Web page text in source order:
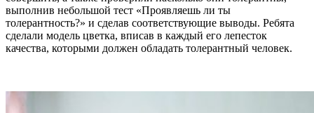
выполнив небольшой тест «Проявляешь ли ты
толерантность?» и сделав соответствующие выводы. Ребята
сделали модель цветка, вписав в каждый его лепесток
качества, которыми должен обладать толерантный человек.